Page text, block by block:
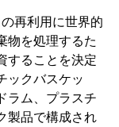
再利用に世界的
物を処理するた
することを決定
ックバスケッ
ラム、プラスチ
製品で構成され